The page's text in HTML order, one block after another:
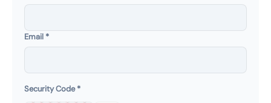
Email *
Security Code*